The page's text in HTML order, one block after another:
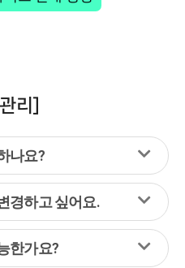
리]
나요?
경하고 싶어요.
한가요?